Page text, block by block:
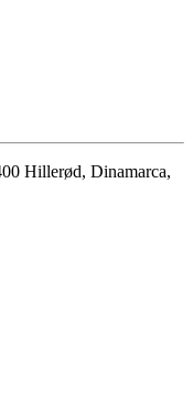
Hillerød, Dinamarca,